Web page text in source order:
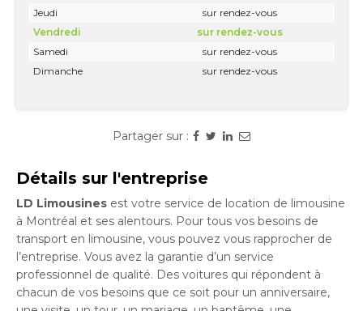
Jeudi
sur rendez-vous
Vendredi
sur rendez-vous
Samedi
sur rendez-vous
Dimanche
sur rendez-vous
Partager sur :
Détails sur l'entreprise
LD Limousines est votre service de location de limousine
à Montréal et ses alentours. Pour tous vos besoins de
transport en limousine, vous pouvez vous rapprocher de
l’entreprise. Vous avez la garantie d’un service
professionnel de qualité. Des voitures qui répondent à
chacun de vos besoins que ce soit pour un anniversaire,